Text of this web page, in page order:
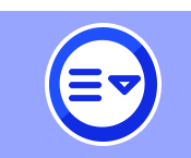
教育部製作
瑞坪國民中學